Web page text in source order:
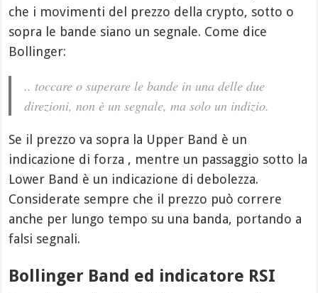
che i movimenti del prezzo della crypto, sotto o
sopra le bande siano un segnale. Come dice
Bollinger:
.. toccare o superare le bande in una delle due
direzioni, non è un segnale, ma solo un indizio.
Se il prezzo va sopra la Upper Band è un
indicazione di forza , mentre un passaggio sotto la
Lower Band è un indicazione di debolezza.
Considerate sempre che il prezzo può correre
anche per lungo tempo su una banda, portando a
falsi segnali.
Bollinger Band ed indicatore RSI